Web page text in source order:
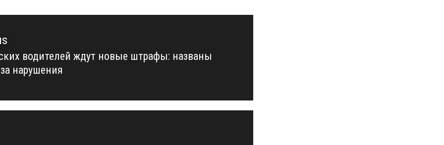
водителей ждут новые штрафы: названы
нарушения